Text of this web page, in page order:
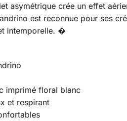
asymétrique crée un effet
est reconnue pour ses
intemporelle. �
imprimé floral blanc
et respirant